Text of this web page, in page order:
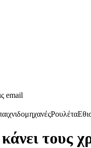
email
Ρουλέτα
τους